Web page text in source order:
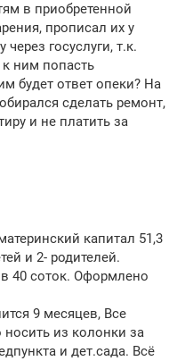
в приобретенной
прописал их у
госуслуги, т.к.
ним попасть
будет ответ опеки? На
сделать ремонт,
и не платить за
капитал 51,3
и 2- родителей.
40 соток. Оформлено
9 месяцев, Все
носить из колонки за
и дет.сада. Всё